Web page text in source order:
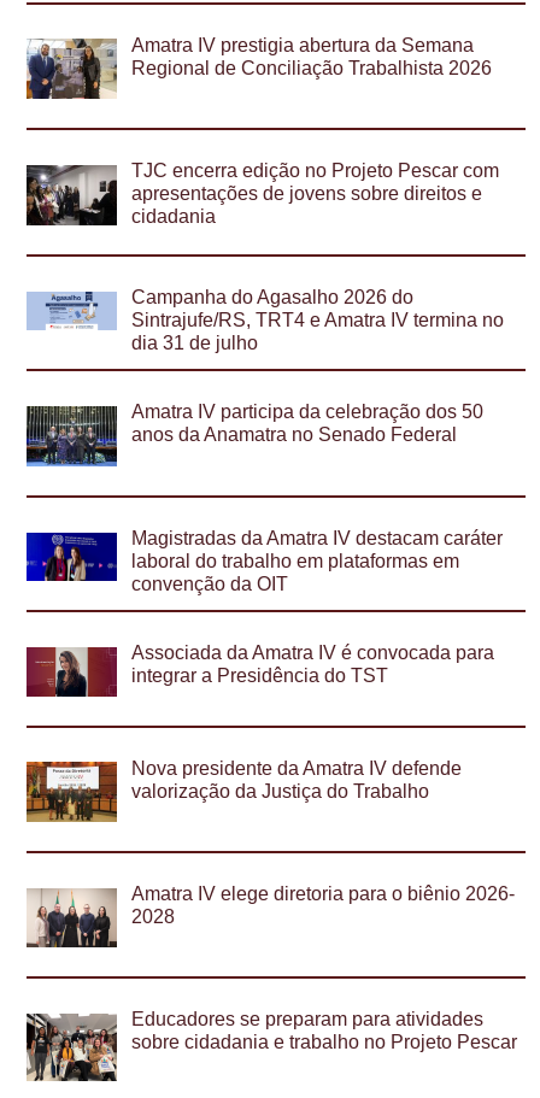
Amatra IV prestigia abertura da Semana
Regional de Conciliação Trabalhista 2026
TJC encerra edição no Projeto Pescar com
apresentações de jovens sobre direitos e
cidadania
Campanha do Agasalho 2026 do
Sintrajufe/RS, TRT4 e Amatra IV termina no
dia 31 de julho
Amatra IV participa da celebração dos 50
anos da Anamatra no Senado Federal
Magistradas da Amatra IV destacam caráter
laboral do trabalho em plataformas em
convenção da OIT
Associada da Amatra IV é convocada para
integrar a Presidência do TST
Nova presidente da Amatra IV defende
valorização da Justiça do Trabalho
Amatra IV elege diretoria para o biênio 2026-
2028
Educadores se preparam para atividades
sobre cidadania e trabalho no Projeto Pescar